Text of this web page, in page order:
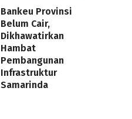
Bankeu Provinsi
Belum Cair,
Dikhawatirkan
Hambat
Pembangunan
Infrastruktur
Samarinda